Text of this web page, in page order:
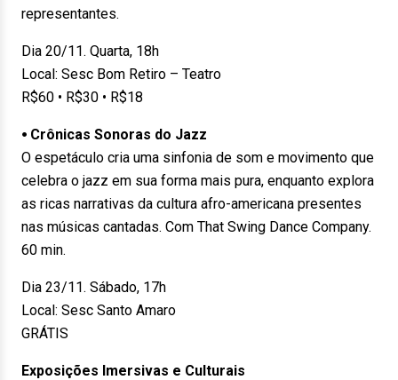
representantes.
Dia 20/11. Quarta, 18h
Local: Sesc Bom Retiro – Teatro
R$60 • R$30 • R$18
⦁ Crônicas Sonoras do Jazz
O espetáculo cria uma sinfonia de som e movimento que
celebra o jazz em sua forma mais pura, enquanto explora
as ricas narrativas da cultura afro-americana presentes
nas músicas cantadas. Com That Swing Dance Company.
60 min.
Dia 23/11. Sábado, 17h
Local: Sesc Santo Amaro
GRÁTIS
Exposições Imersivas e Culturais